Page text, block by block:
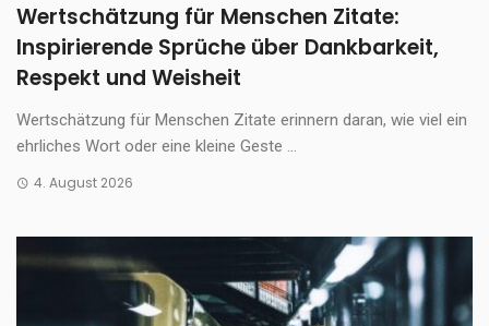
Wertschätzung für Menschen Zitate:
Inspirierende Sprüche über Dankbarkeit,
Respekt und Weisheit
Wertschätzung für Menschen Zitate erinnern daran, wie viel ein
ehrliches Wort oder eine kleine Geste ...
4. August 2026